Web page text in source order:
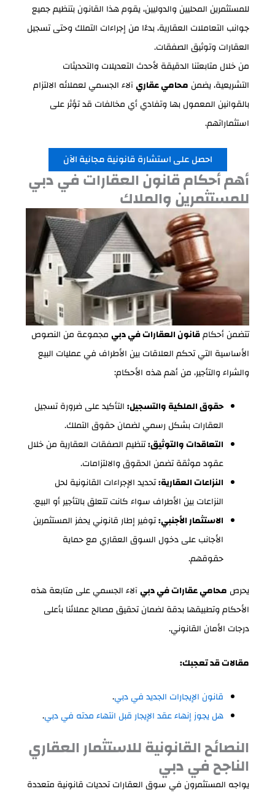
للمستثمرين المحليين والدوليين، يقوم هذا القانون بتنظيم جميع
جوانب التعاملات العقارية، بدءًا من إجراءات التملك وحتى تسجيل
العقارات وتوثيق الصفقات.
من خلال متابعتنا الدقيقة لأحدث التعديلات والتحديثات
التشريعية، يضمن محامي عقاريآلاء الجسمي لعملائه الالتزام
بالقوانين المعمول بها وتفادي أي مخالفات قد تؤثر على
استثماراتهم.
احصل على استشارة قانونية مجانية الآن
أهم أحكام قانون العقارات في دبي
للمستثمرين والملاك
تتضمن أحكامقانون العقارات في دبيمجموعة من النصوص
الأساسية التي تحكم العلاقات بين الأطراف في عمليات البيع
والشراء والتأجير، من أهم هذه الأحكام:
حقوق الملكية والتسجيل:التأكيد على ضرورة تسجيل
العقارات بشكل رسمي لضمان حقوق التملك.
التعاقدات والتوثيق:تنظيم الصفقات العقارية من خلال
عقود موثقة تضمن الحقوق والالتزامات.
النزاعات العقارية:تحديد الإجراءات القانونية لحل
النزاعات بين الأطراف سواء كانت تتعلق بالتأجير أو البيع.
الاستثمار الأجنبي:توفير إطار قانوني يحفز المستثمرين
الأجانب على دخول السوق العقاري مع حماية
حقوقهم.
يحرص محامي عقارات في دبيآلاء الجسمي على متابعة هذه
الأحكام وتطبيقها بدقة لضمان تحقيق مصالح عملائنا بأعلى
درجات الأمان القانوني.
مقالات قد تعجبك:
قانون الإيجارات الجديد في دبي.
هل يجوز إنهاء عقد الإيجار قبل انتهاء مدته في دبي.
النصائح القانونية للاستثمار العقاري
الناجح في دبي
يواجه المستثمرون في سوق العقارات تحديات قانونية متعددة